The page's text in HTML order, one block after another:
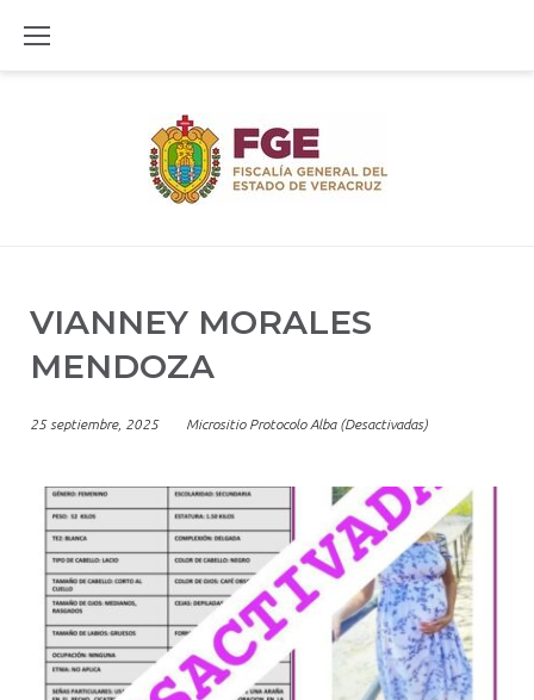
VIANNEY MORALES
MENDOZA
25 septiembre, 2025 Micrositio Protocolo Alba (Desactivadas)